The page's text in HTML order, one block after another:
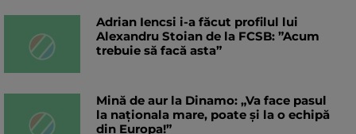
Adrian Iencsi i-a făcut profilul lui
Alexandru Stoian de la FCSB: ”Acum
trebuie să facă asta”
Mină de aur la Dinamo: „Va face pasul
la naționala mare, poate și la o echipă
din Europa!”